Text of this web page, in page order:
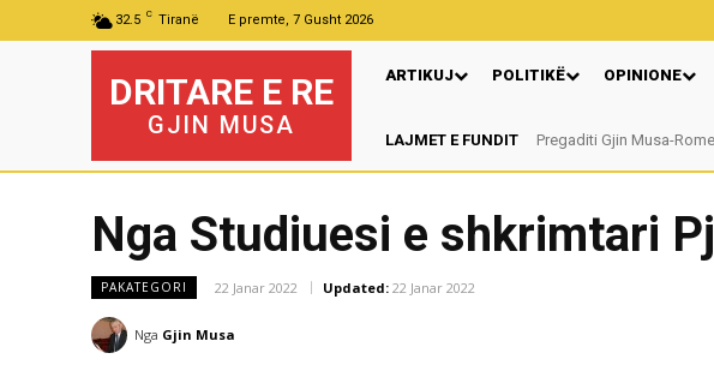
32.5 C Tiranë E premte, 7 Gusht 2026
DRITARE E RE
GJIN MUSA
ARTIKUJ POLITIKË OPINIONE
LAJMET E FUNDITPregaditi Gjin Musa-Rome-
Nga: Ndue Dedaj
Nga Studiuesi e shkrimtari
PAKATEGORI 22 Janar 2022 Updated: 22 Janar 2022
Nga Gjin Musa